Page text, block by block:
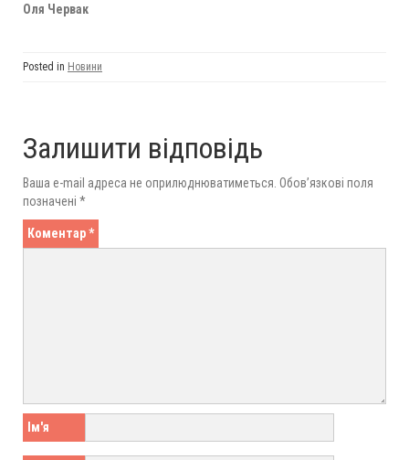
Оля Червак
Posted in Новини
Залишити відповідь
Ваша e-mail адреса не оприлюднюватиметься. Обов’язкові поля
позначені *
Коментар*
Ім'я